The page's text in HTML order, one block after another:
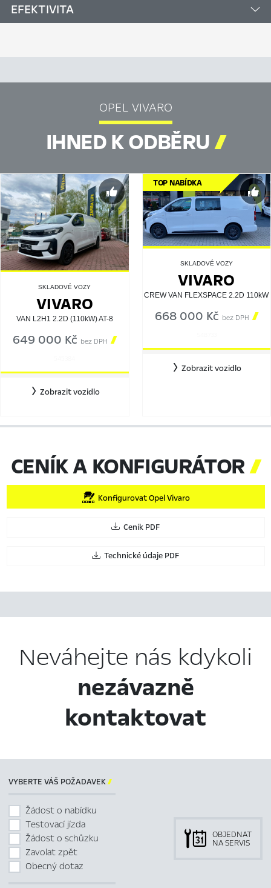
EFEKTIVITA
OPEL VIVARO
IHNED K ODBĚRU
SKLADOVÉ VOZY
VIVARO
VAN L2H1 2.2D (110kW) AT-8
649 000 Kč bez DPH 
Zobrazit vozidlo
TOP NABÍDKA
SKLADOVÉ VOZY
VIVARO
CREW VAN FLEXSPACE 2.2D 110kW
668 000 Kč bez DPH 
Zobrazit vozidlo
CENÍK A KONFIGURÁTOR
Konfigurovat Opel Vivaro
Ceník PDF
Technické údaje PDF
Neváhejte nás kdykoli
nezávazně
kontaktovat
VYBERTE VÁŠ POŽADAVEK
Žádost o nabídku
Testovací jízda
Žádost o schůzku
Zavolat zpět
Obecný dotaz
OBJEDNAT
NA SERVIS